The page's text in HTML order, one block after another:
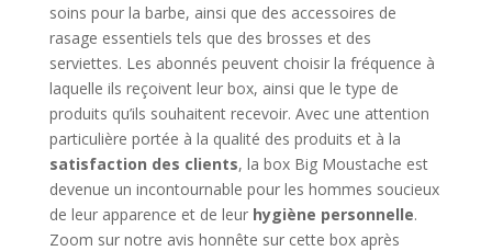
soins pour la barbe, ainsi que des accessoires de
rasage essentiels tels que des brosses et des
serviettes. Les abonnés peuvent choisir la fréquence à
laquelle ils reçoivent leur box, ainsi que le type de
produits qu’ils souhaitent recevoir. Avec une attention
particulière portée à la qualité des produits et à la
satisfaction des clients, la box Big Moustache est
devenue un incontournable pour les hommes soucieux
de leur apparence et de leur hygiène personnelle.
Zoom sur notre avis honnête sur cette box après